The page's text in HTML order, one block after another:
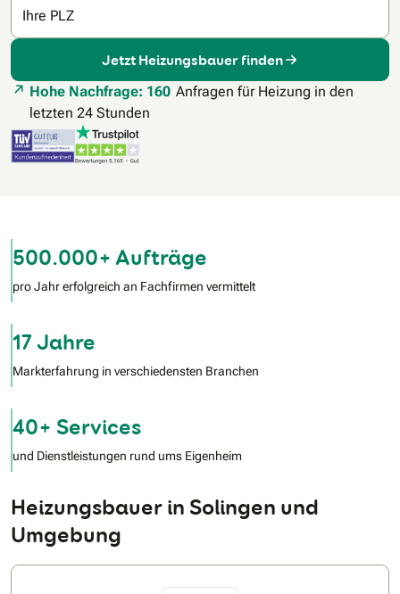
Ihre PLZ
Jetzt Heizungsbauer finden
Hohe Nachfrage: 160 Anfragen für Heizung in den
letzten 24 Stunden
500.000+ Aufträge
pro Jahr erfolgreich an Fachfirmen vermittelt
17 Jahre
Markterfahrung in verschiedensten Branchen
40+ Services
und Dienstleistungen rund ums Eigenheim
Heizungsbauer in Solingen und
Umgebung